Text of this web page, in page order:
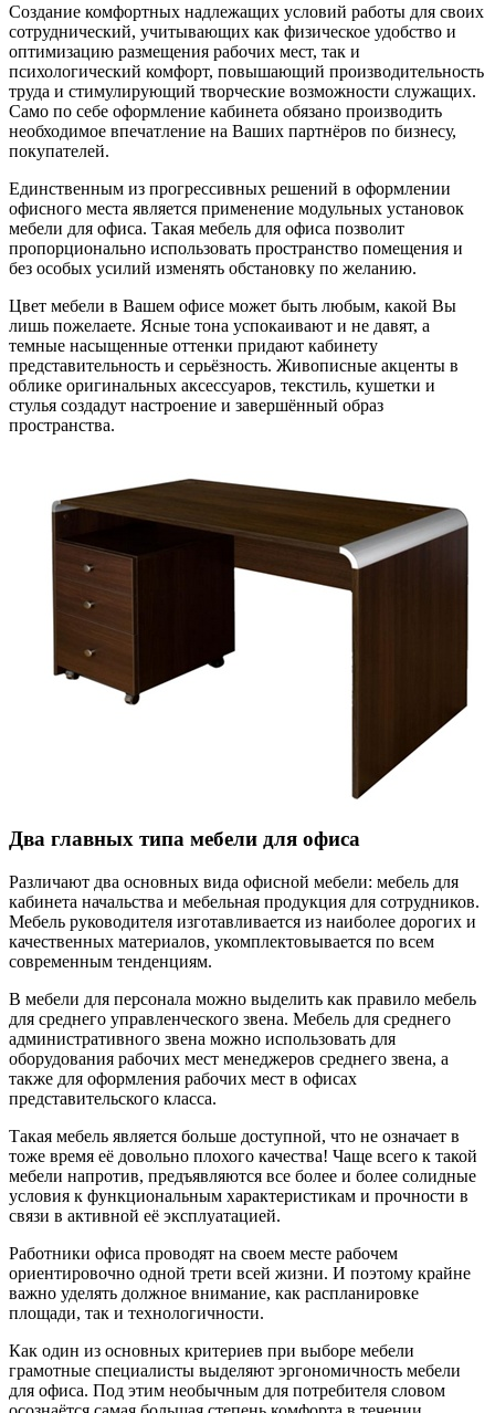
Создание комфортных надлежащих условий работы для своих
сотруднический, учитывающих как физическое удобство и
оптимизацию размещения рабочих мест, так и
психологический комфорт, повышающий производительность
труда и стимулирующий творческие возможности служащих.
Само по себе оформление кабинета обязано производить
необходимое впечатление на Ваших партнёров по бизнесу,
покупателей.
Единственным из прогрессивных решений в оформлении
офисного места является применение модульных установок
мебели для офиса. Такая мебель для офиса позволит
пропорционально использовать пространство помещения и
без особых усилий изменять обстановку по желанию.
Цвет мебели в Вашем офисе может быть любым, какой Вы
лишь пожелаете. Ясные тона успокаивают и не давят, а
темные насыщенные оттенки придают кабинету
представительность и серьёзность. Живописные акценты в
облике оригинальных аксессуаров, текстиль, кушетки и
стулья создадут настроение и завершённый образ
пространства.
Два главных типа мебели для офиса
Различают два основных вида офисной мебели: мебель для
кабинета начальства и мебельная продукция для сотрудников.
Мебель руководителя изготавливается из наиболее дорогих и
качественных материалов, укомплектовывается по всем
современным тенденциям.
В мебели для персонала можно выделить как правило мебель
для среднего управленческого звена. Мебель для среднего
административного звена можно использовать для
оборудования рабочих мест менеджеров среднего звена, а
также для оформления рабочих мест в офисах
представительского класса.
Такая мебель является больше доступной, что не означает в
тоже время её довольно плохого качества! Чаще всего к такой
мебели напротив, предъявляются все более и более солидные
условия к функциональным характеристикам и прочности в
связи в активной её эксплуатацией.
Работники офиса проводят на своем месте рабочем
ориентировочно одной трети всей жизни. И поэтому крайне
важно уделять должное внимание, как распланировке
площади, так и технологичности.
Как один из основных критериев при выборе мебели
грамотные специалисты выделяют эргономичность мебели
для офиса. Под этим необычным для потребителя словом